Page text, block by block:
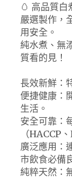
🥚 高品質白
嚴選製作，
用安全。
純水煮、無
質看的見！
長效新鮮：
便捷健康：
生活。
安全可靠：
（HACCP
廣泛應用：
市飲食必備
純粹天然：